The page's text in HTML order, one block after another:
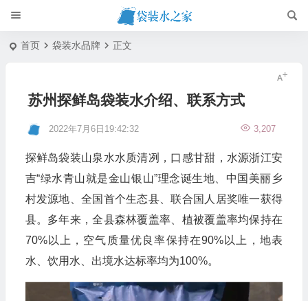
首页 袋装水品牌 正文
苏州探鲜岛袋装水介绍、联系方式
2022年7月6日19:42:32 3,207
探鲜岛袋装山泉水水质清冽，口感甘甜，水源浙江安
吉“绿水青山就是金山银山”理念诞生地、中国美丽乡
村发源地、全国首个生态县、联合国人居奖唯一获得
县。多年来，全县森林覆盖率、植被覆盖率均保持在
70%以上，空气质量优良率保持在90%以上，地表
水、饮用水、出境水达标率均为100%。